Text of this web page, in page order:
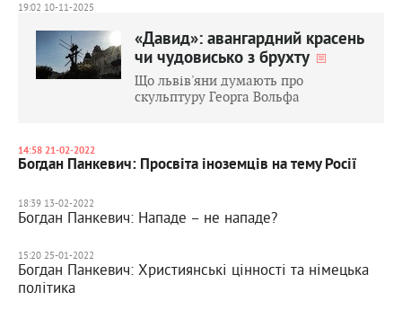
19:02 10-11-2025
«Давид»: авангардний красень
чи чудовисько з брухту
Що львів'яни думають про
скульптуру Георга Вольфа
14:58 21-02-2022
Богдан Панкевич: Просвіта іноземців на тему Росії
18:39 13-02-2022
Богдан Панкевич: Нападе – не нападе?
15:20 25-01-2022
Богдан Панкевич: Християнські цінності та німецька
політика